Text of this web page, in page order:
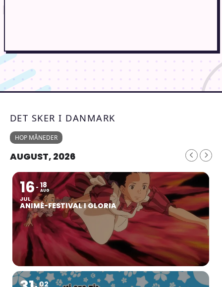
DET SKER I DANMARK
HOP MÅNEDER
AUGUST, 2026
16
JUL
18
AUG
ANIMÉ-FESTIVAL I GLORIA
02